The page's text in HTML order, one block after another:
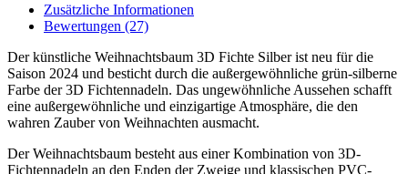
Zusätzliche Informationen
Bewertungen (27)
Der künstliche Weihnachtsbaum 3D Fichte Silber ist neu für die
Saison 2024 und besticht durch die außergewöhnliche grün-silberne
Farbe der 3D Fichtennadeln. Das ungewöhnliche Aussehen schafft
eine außergewöhnliche und einzigartige Atmosphäre, die den
wahren Zauber von Weihnachten ausmacht.
Der Weihnachtsbaum besteht aus einer Kombination von 3D-
Fichtennadeln an den Enden der Zweige und klassischen PVC-